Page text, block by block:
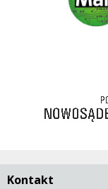
Kontakt